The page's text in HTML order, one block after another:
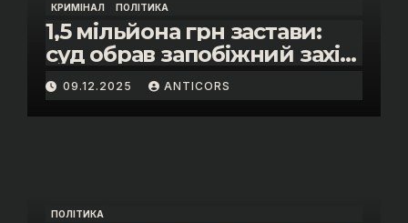
КРИМІНАЛ ПОЛІТИКА
1,5 мільйона грн застави:
суд обрав запобіжний захід
помічнику нардепки Анни
Скороход у справі про
«санкційний підкуп»
09.12.2025 ANTICORS
ПОЛІТИКА